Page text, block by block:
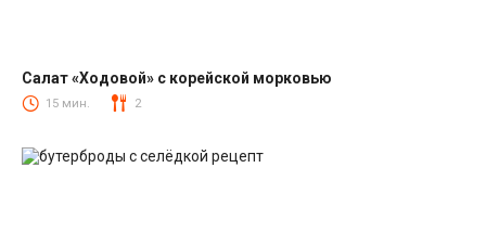
Салаты с корейской морковкой
Салат «Ходовой» с корейской морковью
15 мин. 2